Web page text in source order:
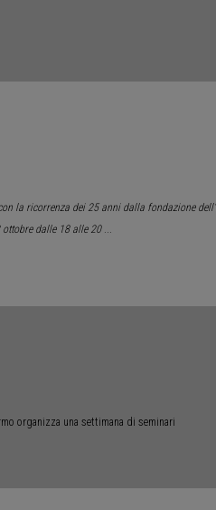
la ricorrenza dei 25 anni dalla fondazione
ottobre dalle 18 alle 20...
organizza una settimana di seminari